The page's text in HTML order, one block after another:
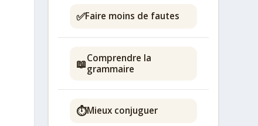
✅Faire moins de fautes
📖Comprendre la
grammaire
⏱️Mieux conjuguer